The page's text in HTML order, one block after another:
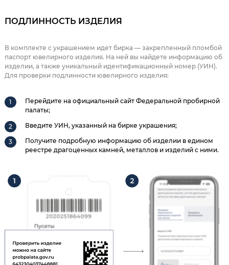
ПОДЛИННОСТЬ ИЗДЕЛИЯ
В комплекте с украшением идет бирка — закрепленный пломбой
паспорт ювелирного изделия. На ней вы найдете информацию об
изделии, а также уникальный идентификационный номер (УИН).
Для проверки подлинности ювелирного изделия:
Перейдите на официальный сайт Федеральной пробирной
палаты;
Введите УИН, указанный на бирке украшения;
Получите подробную информацию об изделии в едином
реестре драгоценных камней, металлов и изделий с ними.